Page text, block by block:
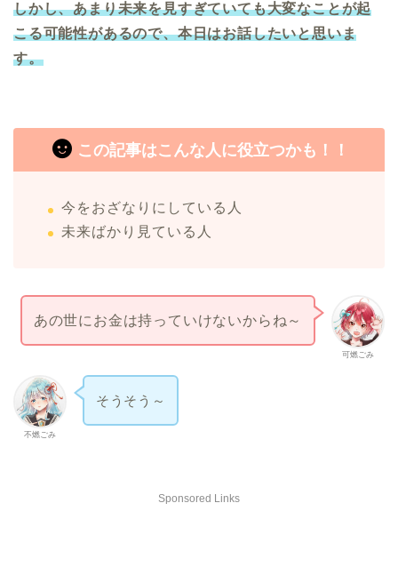
しかし、あまり未来を見すぎていても大変なことが起
こる可能性があるので、本日はお話したいと思いま
す。
この記事はこんな人に役立つかも！！
今をおざなりにしている人
未来ばかり見ている人
可燃ごみ
あの世にお金は持っていけないからね～
不燃ごみ
そうそう～
Sponsored Links